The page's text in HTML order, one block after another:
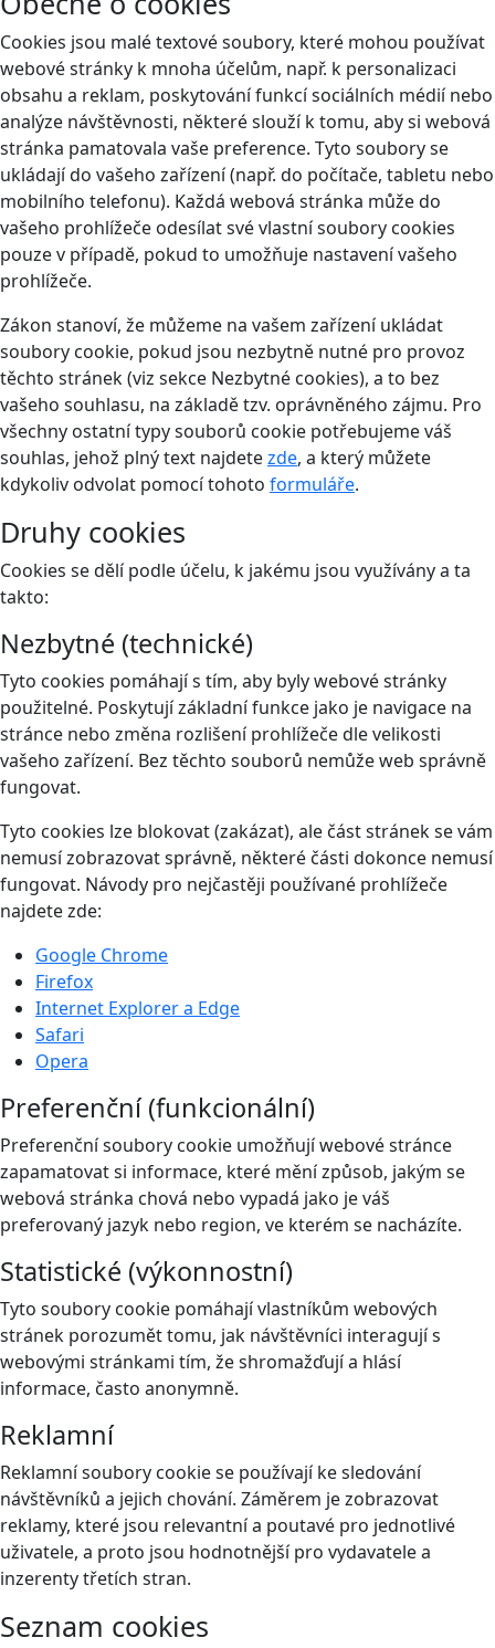
Cookies jsou malé textové soubory, které mohou používat
webové stránky k mnoha účelům, např. k personalizaci
obsahu a reklam, poskytování funkcí sociálních médií nebo
analýze návštěvnosti, některé slouží k tomu, aby si webová
stránka pamatovala vaše preference. Tyto soubory se
ukládají do vašeho zařízení (např. do počítače, tabletu nebo
mobilního telefonu). Každá webová stránka může do
vašeho prohlížeče odesílat své vlastní soubory cookies
pouze v případě, pokud to umožňuje nastavení vašeho
prohlížeče.
Zákon stanoví, že můžeme na vašem zařízení ukládat
soubory cookie, pokud jsou nezbytně nutné pro provoz
těchto stránek (viz sekce Nezbytné cookies), a to bez
vašeho souhlasu, na základě tzv. oprávněného zájmu. Pro
všechny ostatní typy souborů cookie potřebujeme váš
souhlas, jehož plný text najdetezde, a který můžete
kdykoliv odvolat pomocí tohoto formuláře.
Druhy cookies
Cookies se dělí podle účelu, k jakému jsou využívány a ta
takto:
Nezbytné (technické)
Tyto cookies pomáhají s tím, aby byly webové stránky
použitelné. Poskytují základní funkce jako je navigace na
stránce nebo změna rozlišení prohlížeče dle velikosti
vašeho zařízení. Bez těchto souborů nemůže web správně
fungovat.
Tyto cookies lze blokovat (zakázat), ale část stránek se vám
nemusí zobrazovat správně, některé části dokonce nemusí
fungovat. Návody pro nejčastěji používané prohlížeče
najdete zde:
Google Chrome
Firefox
Internet Explorer a Edge
Safari
Opera
Preferenční (funkcionální)
Preferenční soubory cookie umožňují webové stránce
zapamatovat si informace, které mění způsob, jakým se
webová stránka chová nebo vypadá jako je váš
preferovaný jazyk nebo region, ve kterém se nacházíte.
Statistické (výkonnostní)
Tyto soubory cookie pomáhají vlastníkům webových
stránek porozumět tomu, jak návštěvníci interagují s
webovými stránkami tím, že shromažďují a hlásí
informace, často anonymně.
Reklamní
Reklamní soubory cookie se používají ke sledování
návštěvníků a jejich chování. Záměrem je zobrazovat
reklamy, které jsou relevantní a poutavé pro jednotlivé
uživatele, a proto jsou hodnotnější pro vydavatele a
inzerenty třetích stran.
Seznam cookies